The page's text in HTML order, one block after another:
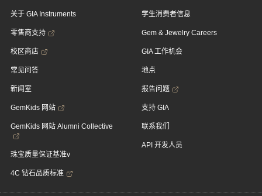
关于 GIA Instruments
零售商支持
校区商店
常见问答
新闻室
GemKids 网站
GemKids 网站 Alumni Collective
珠宝质量保证基准v
4C 钻石品质标准
学生消费者信息
Gem & Jewelry Careers
GIA 工作机会
地点
报告问题
支持 GIA
联系我们
API 开发人员